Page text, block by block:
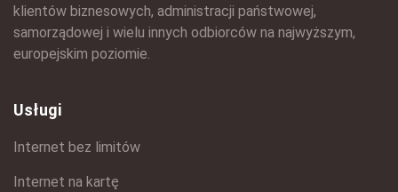
klientów biznesowych, administracji państwowej,
samorządowej i wielu innych odbiorców na najwyższym,
europejskim poziomie.
Usługi
Internet bez limitów
Internet na kartę